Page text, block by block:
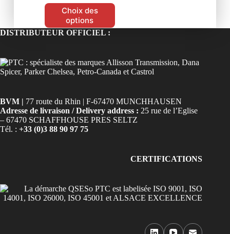
Choix des
options
DISTRIBUTEUR OFFICIEL :
BVM | 77 route du Rhin | F-67470 MUNCHHAUSEN
Adresse de livraison / Delivery address : 25 rue de l’Eglise
– 67470 SCHAFFHOUSE PRES SELTZ
Tél. : +33 (0)3 88 90 97 75
CERTIFICATIONS